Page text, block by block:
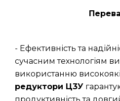
- Ефективність та
сучасним технологіям
використанню
редуктори Ц3У